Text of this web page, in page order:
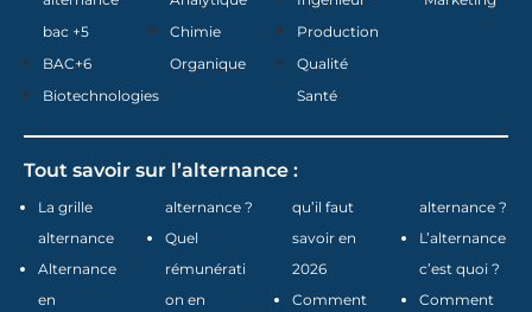
bac +5
BAC+6
Biotechnologies
Chimie
Organique
Production
Qualité
Santé
Tout savoir sur l’alternance :
La grille
alternance
Alternance
en
alternance ?
Quel
rémunérati
on en
qu’il faut
savoir en
2026
Comment
alternance ?
L’alternance
c’est quoi ?
Comment